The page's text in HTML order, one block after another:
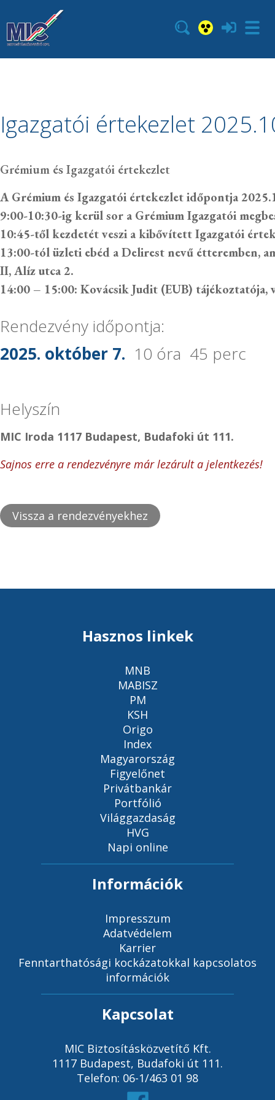
Igazgatói értekezlet
Grémium és Igazgatói értekezlet
A Grémium és Igazgatói értekezlet időpontja
9:00-10:30-ig kerül sor a Grémium Igazgatói
10:45-től kezdetét veszi a kibővített Igazgatói
13:00-tól üzleti ebéd a Delirest nevű étteremben,
II,Alíz utca 2.
14:00 – 15:00: Kovácsik Judit (EUB) tájékoztatója,
Rendezvény időpontja:
2025. október 7. 10 óra 45 perc
Helyszín
MIC Iroda 1117 Budapest, Budafoki út 111.
Sajnos erre a rendezvényre már lezárult a jelentkezés!
Vissza a rendezvényekhez
Hasznos linkek
MNB
MABISZ
PM
KSH
Origo
Index
Magyarország
Figyelőnet
Privátbankár
Portfólió
Világgazdaság
HVG
Napi online
Információk
Impresszum
Adatvédelem
Karrier
Fenntarthatósági kockázatokkal kapcsolatos
információk
Kapcsolat
MIC Biztosításközvetítő Kft.
1117 Budapest, Budafoki út 111.
Telefon: 06-1/463 01 98